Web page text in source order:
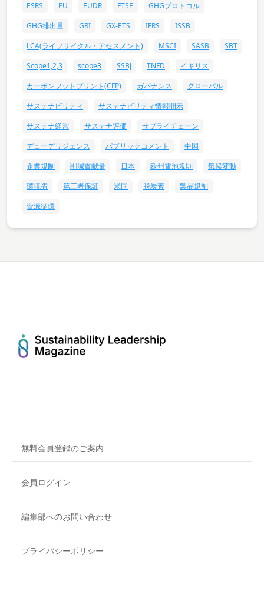
ESRS
EU EUDR FTSE
GHGプロトコル
GHG排出量
GRI GX-ETS IFRS
ISSB
LCA(ライフサイクル・アセスメント)
MSCI SASB
SBT
Scope1,2,3
scope3 SSBJ TNFD
イギリス
カーボンフットプリント(CFP)
ガバナンス
グローバル
サステナビリティ
サステナビリティ情報開示
サステナ経営
サステナ評価
サプライチェーン
デューデリジェンス
パブリックコメント
中国
企業規制
削減貢献量 日本 欧州電池規則
気候変動
環境省
第三者保証 米国 脱炭素
製品規制
資源循環
無料会員登録のご案内
会員ログイン
編集部へのお問い合わせ
プライバシーポリシー